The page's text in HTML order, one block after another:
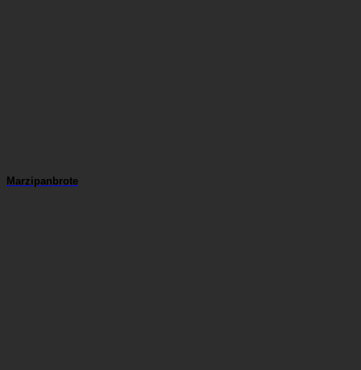
Marzipanbrote